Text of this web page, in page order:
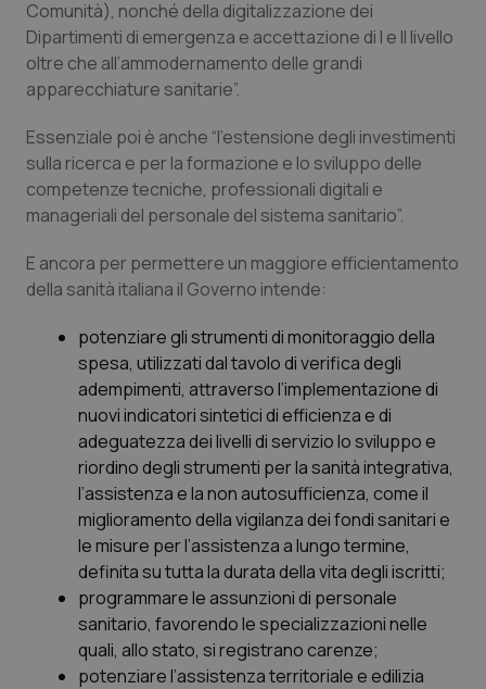
Oncologia & Nutrizione
Psoriasi & pelle
Quotidiano Cardiologia
Quotidiano Chirurgia
Quotidiano Oncologia
Quotidiano Pediatria
Rene & patologie urogenitali
Salute orale & impianti
Sangue & coagulazione
Tiroide
Tumore al seno
Tumore ovarico
Comunità), nonché della digitalizzazione dei
Dipartimenti di emergenza e accettazione di I e II livello
oltre che all’ammodernamento delle grandi
apparecchiature sanitarie”.
Essenziale poi è anche “l’estensione degli investimenti
sulla ricerca e per la formazione e lo sviluppo delle
competenze tecniche, professionali digitali e
manageriali del personale del sistema sanitario”.
E ancora per permettere un maggiore efficientamento
della sanità italiana il Governo intende:
potenziare gli strumenti di monitoraggio della
spesa, utilizzati dal tavolo di verifica degli
adempimenti, attraverso l’implementazione di
nuovi indicatori sintetici di efficienza e di
adeguatezza dei livelli di servizio lo sviluppo e
riordino degli strumenti per la sanità integrativa,
l’assistenza e la non autosufficienza, come il
miglioramento della vigilanza dei fondi sanitari e
le misure per l’assistenza a lungo termine,
definita su tutta la durata della vita degli iscritti;
programmare le assunzioni di personale
sanitario, favorendo le specializzazioni nelle
quali, allo stato, si registrano carenze;
potenziare l’assistenza territoriale e edilizia